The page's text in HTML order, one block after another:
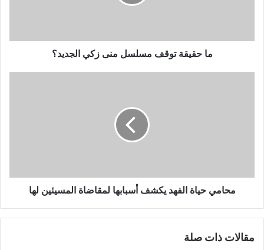
ما حقيقة توقف مسلسل منى زكي الجديد؟
محامي حياة الفهد يكشف أسبابها لمقاضاة المسيئين لها
مقالات ذات صلة